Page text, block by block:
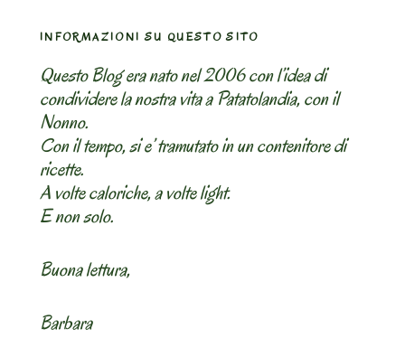
INFORMAZIONI SU QUESTO SITO
Questo Blog era nato nel 2006 con l’idea di
condividere la nostra vita a Patatolandia, con il
Nonno.
Con il tempo, si e’ tramutato in un contenitore di
ricette.
A volte caloriche, a volte light.
E non solo.
Buona lettura,
Barbara